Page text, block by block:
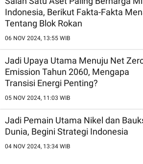
Indonesia, Berikut Fakta-Fakta
Tentang Blok Rokan
06 NOV 2024, 13:55 WIB
Jadi Upaya Utama Menuju Net
Emission Tahun 2060, Mengapa
Transisi Energi Penting?
05 NOV 2024, 11:03 WIB
Jadi Pemain Utama Nikel dan
Dunia, Begini Strategi Indonesia
04 NOV 2024, 13:34 WIB